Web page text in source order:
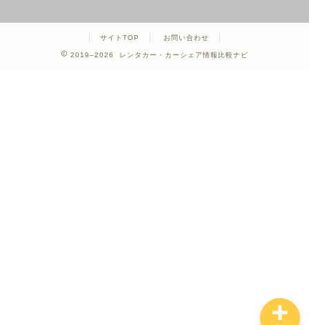
サイトTOP お問い合わせ
2019–2026 レンタカー・カーシェア情報比較ナビ